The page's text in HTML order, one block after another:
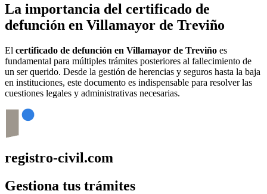
La importancia del certificado de
defunción en Villamayor de Treviño
El certificado de defunción en Villamayor de Treviño es
fundamental para múltiples trámites posteriores al fallecimiento de
un ser querido. Desde la gestión de herencias y seguros hasta la baja
en instituciones, este documento es indispensable para resolver las
cuestiones legales y administrativas necesarias.
registro-civil.com
Gestiona tus trámites